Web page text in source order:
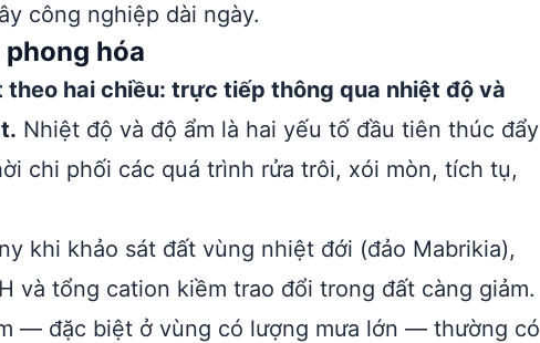
công nghiệp dài ngày.
hóa
hai chiều: trực tiếp thông qua nhiệt độ và
Nhiệt độ và độ ẩm là hai yếu tố đầu tiên thúc đẩy
chi phối các quá trình rửa trôi, xói mòn, tích tụ,
khi khảo sát đất vùng nhiệt đới (đảo Mabrikia),
và tổng cation kiềm trao đổi trong đất càng giảm.
— đặc biệt ở vùng có lượng mưa lớn — thường có